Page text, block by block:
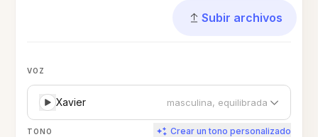
Subir archivos
VOZ
Xavier masculina, equilibrada
TONO Crear un tono personalizado